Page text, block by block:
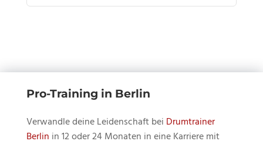
Pro-Training in Berlin
Verwandle deine Leidenschaft bei Drumtrainer
Berlin in 12 oder 24 Monaten in eine Karriere mit